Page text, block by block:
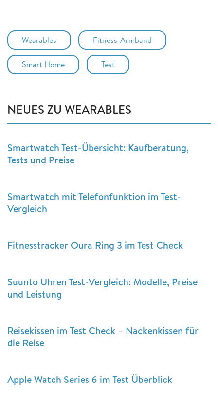
Wearables Fitness-Armband
Smart Home Test
NEUES ZU WEARABLES
Smartwatch Test-Übersicht: Kaufberatung,
Tests und Preise
Smartwatch mit Telefonfunktion im Test-
Vergleich
Fitnesstracker Oura Ring 3 im Test Check
Suunto Uhren Test-Vergleich: Modelle, Preise
und Leistung
Reisekissen im Test Check – Nackenkissen für
die Reise
Apple Watch Series 6 im Test Überblick